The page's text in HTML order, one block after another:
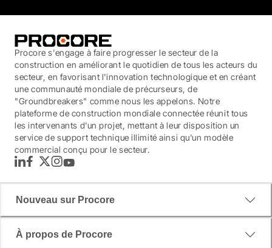
Procore s'engage à faire progresser le secteur de la
construction en améliorant le quotidien de tous les acteurs du
secteur, en favorisant l'innovation technologique et en créant
une communauté mondiale de précurseurs, de
"Groundbreakers" comme nous les appelons. Notre
plateforme de construction mondiale connectée réunit tous
les intervenants d'un projet, mettant à leur disposition un
service de support technique illimité ainsi qu'un modèle
commercial conçu pour le secteur.
LinkedInFacebook
TwitterInstagram
YouTube
Nouveau sur Procore
À propos de Procore